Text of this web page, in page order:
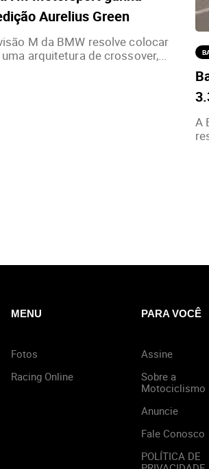
Aurelius Green
M da BMW resolve colocar
arquitetura de crossover,...
A
MENU
Fotos
Racing Online
PARA VOCÊ
Assine
Sobre a
Motociclismo
Anuncie
Fale Conosco
POLÍTICA DE